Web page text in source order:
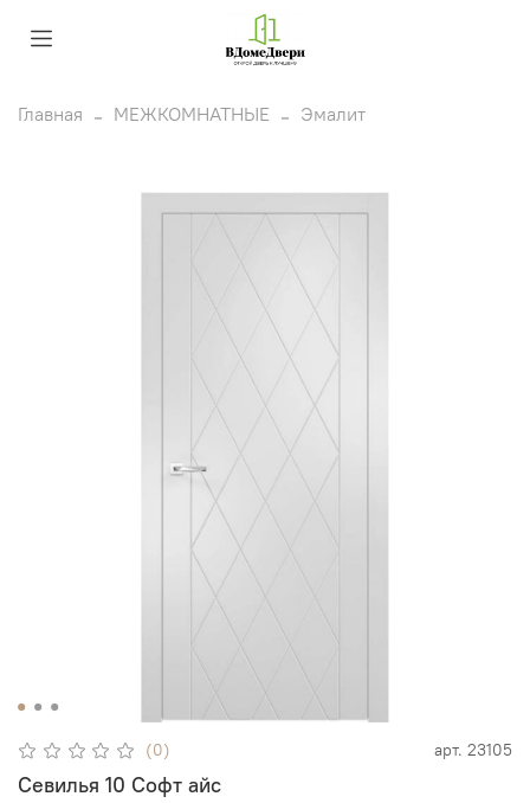
Главная МЕЖКОМНАТНЫЕ Эмалит
(0) арт. 23105
Севилья 10 Софт айс